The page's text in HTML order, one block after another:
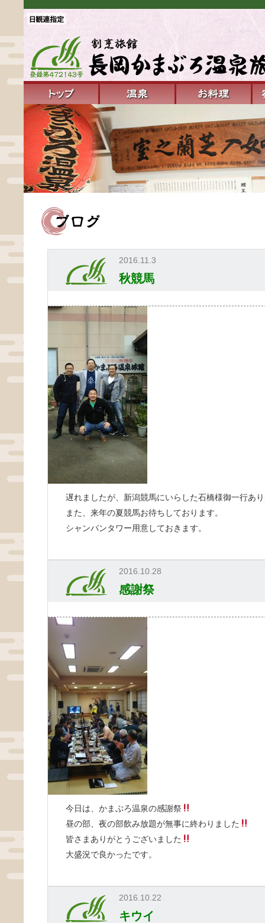
2016.11.3
秋競馬
遅れましたが、新潟競馬にいらした石橋様御一行あ
また、来年の夏競馬お待ちしております。
シャンパンタワー用意しておきます。
2016.10.28
感謝祭
今日は、かまぶろ温泉の感謝祭
昼の部、夜の部飲み放題が無事に終わりました
皆さまありがとうございました
大盛況で良かったです。
2016.10.22
キウイ